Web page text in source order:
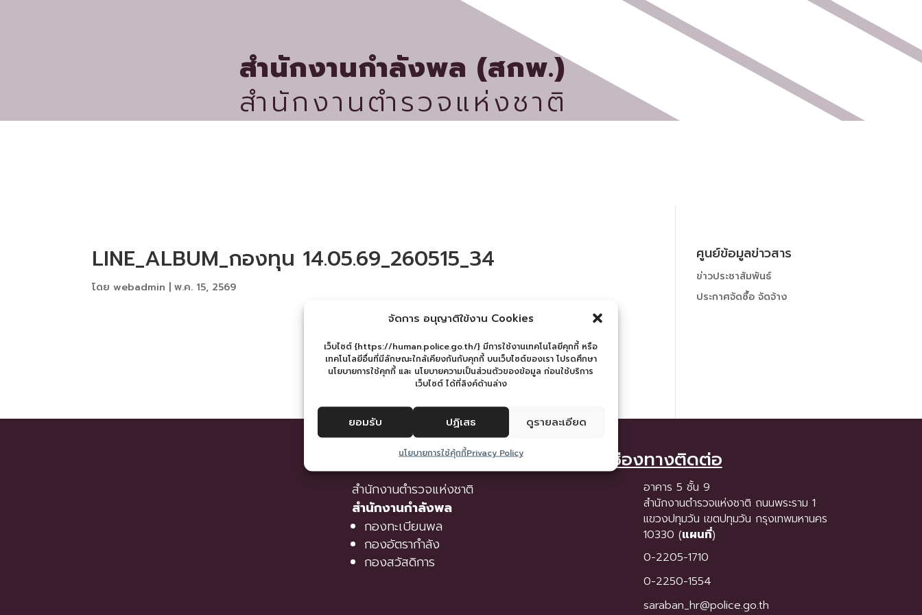
จัดการ อนุญาติใข้งาน Cookies
เว็บไซต์ {https://human.police.go.th/} มีการใช้งานเทคโนโลยีคุกกี้ หรือ
เทคโนโลยีอื่นที่มีลักษณะใกล้เคียงกันกับคุกกี้ บนเว็บไซต์ของเรา โปรดศึกษา
นโยบายการใช้คุกกี้ และ นโยบายความเป็นส่วนตัวของข้อมูล ก่อนใช้บริการ
เว็บไซต์ ได้ที่ลิงค์ด้านล่าง
ยอมรับ ปฏิเสธ ดูรายละเอียด
นโยบายการใช้คุ้กกี้Privacy Policy
สำนักงานกำลังพล (สกพ.)
สำนักงานตำรวจแห่งชาติ
LINE_ALBUM_กองทุน 14.05.69_260515_34
โดยwebadmin |พ.ค. 15, 2569
ศูนย์ข้อมูลข่าวสาร
ข่าวประชาสัมพันธ์
ประกาศจัดซื้อ จัดจ้าง
เว็บไซต์หน่วยงาน
สำนักงานตำรวจแห่งชาติ
สำนักงานกำลังพล
กองทะเบียนพล
กองอัตรากำลัง
กองสวัสดิการ
ช่องทางติดต่อ
อาคาร 5 ชั้น 9
สำนักงานตำรวจแห่งชาติ ถนนพระราม 1
แขวงปทุมวัน เขตปทุมวัน กรุงเทพมหานคร
10330 (แผนที่)
0-2205-1710
0-2250-1554
saraban_hr@police.go.th